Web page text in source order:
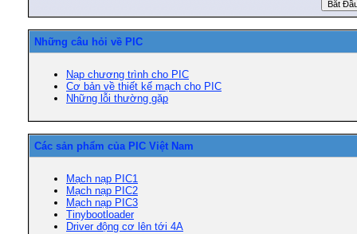
Những câu hỏi về PIC
Nạp chương trình cho PIC
Cơ bản về thiết kế mạch cho PIC
Những lỗi thường gặp
Các sản phẩm của PIC Việt Nam
Mạch nạp PIC1
Mạch nạp PIC2
Mạch nạp PIC3
Tinybootloader
Driver động cơ lên tới 4A